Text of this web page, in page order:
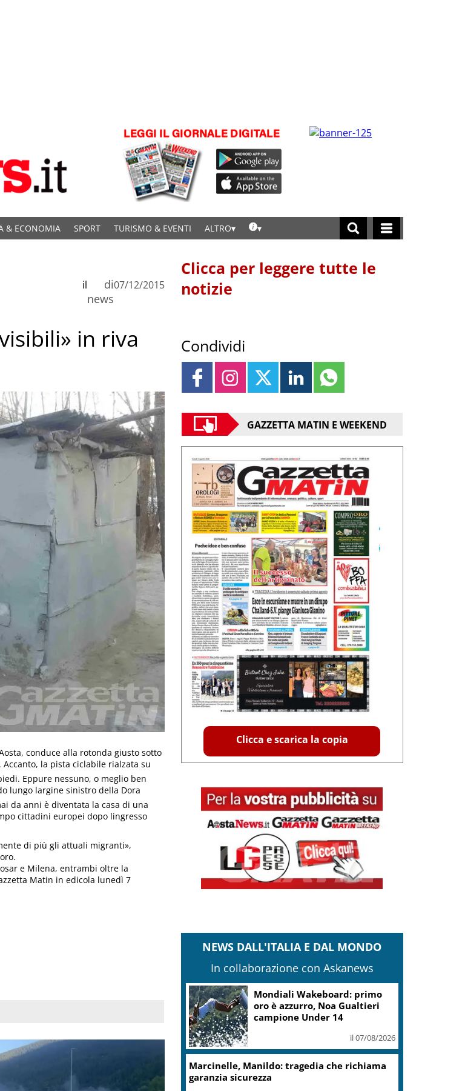
& ECONOMIA SPORT TURISMO & EVENTI ALTRO
di
news
il 07/12/2015
in riva
conduce alla rotonda giusto sotto
la pista ciclabile rialzata su
Eppure nessuno, o meglio ben
lungo largine sinistro della Dora
da anni è diventata la casa di una
cittadini europei dopo lingresso
di più gli attuali migranti»,
e Milena, entrambi oltre la
Matin in edicola lunedì 7
Clicca per leggere tutte le
notizie
Condividi
GAZZETTA MATIN E WEEKEND
Clicca e scarica la copia
NEWS DALL'ITALIA E DAL MONDO
In collaborazione con Askanews
Mondiali Wakeboard: primo
oro è azzurro, Noa Gualtieri
campione Under 14
il 07/08/2026
Marcinelle, Manildo: tragedia che richiama
garanzia sicurezza